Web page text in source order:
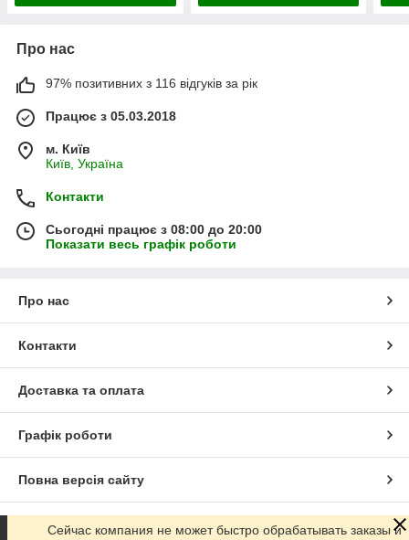
Про нас
97% позитивних з 116 відгуків за рік
Працює з 05.03.2018
м. Київ
Київ, Україна
Контакти
Сьогодні працює з 08:00 до 20:00
Показати весь графік роботи
Про нас
Контакти
Доставка та оплата
Графік роботи
Повна версія сайту
Сайт створено на маркетплейсі Prom.ua
Сейчас компания не может быстро обрабатывать заказы и